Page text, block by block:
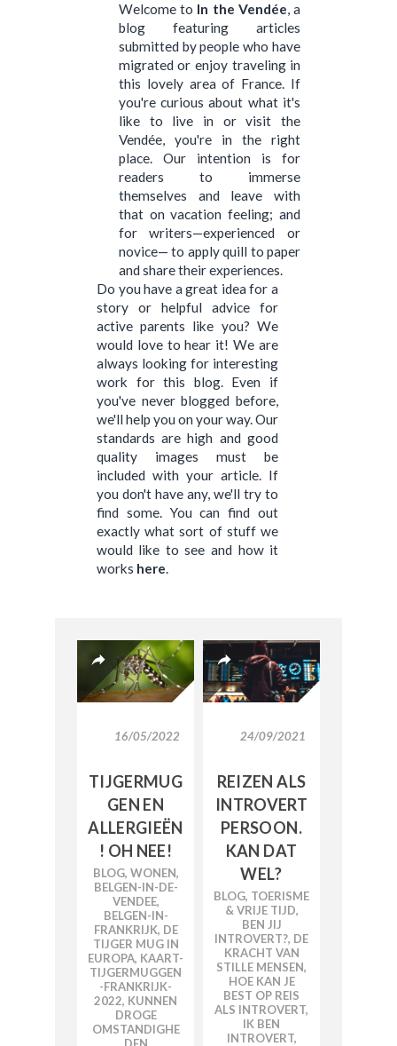
wanneer is beaujolais
nouveau dag Wat is de dag
van Beaujolais Nouveau
is de traditie rond beaujolais
nouveau
wat maakt
Beaujolais Nouveau zo
speciaal wat zijn tannines
witte beaujolais nouveau
Welcome to In the Vendée, a
blog featuring articles
submitted by people who have
migrated or enjoy traveling in
this lovely area of France. If
you're curious about what it's
like to live in or visit the
Vendée, you're in the right
place. Our intention is for
readers to immerse
themselves and leave with
that on vacation feeling; and
for writers—experienced or
novice— to apply quill to paper
and share their experiences.
Do you have a great idea for a
story or helpful advice for
active parents like you? We
would love to hear it! We are
always looking for interesting
work for this blog. Even if
you've never blogged before,
we'll help you on your way. Our
standards are high and good
quality images must be
included with your article. If
you don't have any, we'll try to
find some. You can find out
exactly what sort of stuff we
would like to see and how it
works here.
16/05/2022
TIJGERMUG
GEN EN
ALLERGIEËN
! OH NEE!
BLOG, WONEN,
BELGEN-IN-DE-
VENDEE,
BELGEN-IN-
FRANKRIJK, DE
TIJGER MUG IN
EUROPA, KAART-
TIJGERMUGGEN
-FRANKRIJK-
2022, KUNNEN
DROGE
OMSTANDIGHE
DEN
24/09/2021
REIZEN ALS
INTROVERT
PERSOON.
KAN DAT
WEL?
BLOG, TOERISME
& VRIJE TIJD,
BEN JIJ
INTROVERT?, DE
KRACHT VAN
STILLE MENSEN,
HOE KAN JE
BEST OP REIS
ALS INTROVERT,
IK BEN
INTROVERT,